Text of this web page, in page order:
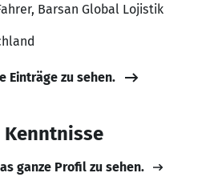
Barsan Global Lojistik
Einträge zu sehen.
ganze Profil zu sehen.